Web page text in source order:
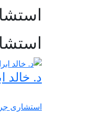
د. خالد
استشارى